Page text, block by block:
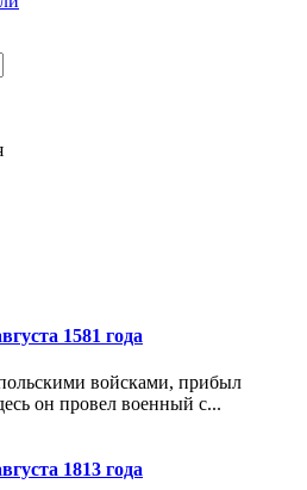
1581 года
войсками, прибыл
он провел военный с...
1813 года